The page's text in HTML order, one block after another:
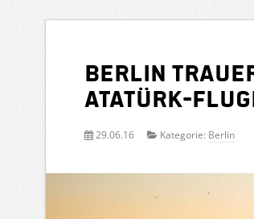
Berlin
Atatürk-
29.06.16 Kategorie: Berlin